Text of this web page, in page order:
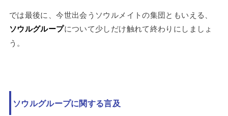
では最後に、今世出会うソウルメイトの集団ともいえる、
ソウルグループについて少しだけ触れて終わりにしましょ
う。
ソウルグループに関する言及